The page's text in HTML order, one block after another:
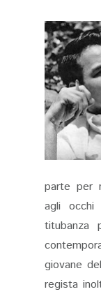
parte per
agli
titubanza
giovane
regista